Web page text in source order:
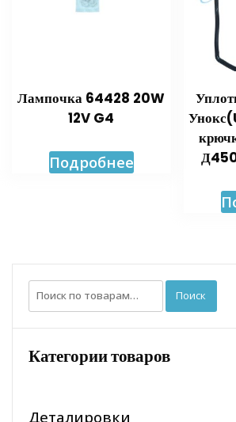
Лампочка 64428 20W
12V G4
Подробнее
Искать: Поиск
Категории товаров
Деталировки